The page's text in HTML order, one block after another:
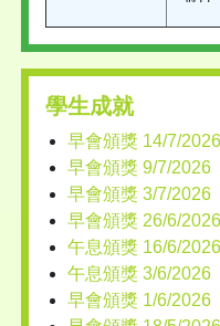
學生成就
早會頒獎 14/7/2026
早會頒獎 9/7/2026
早會頒獎 3/7/2026
早會頒獎 26/6/2026
午息頒獎 16/6/2026
午息頒獎 3/6/2026
早會頒獎 1/6/2026